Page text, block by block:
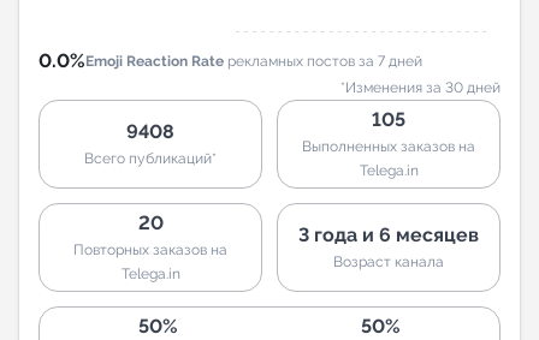
0.0%Emoji Reaction Rate рекламных постов за 7 дней
*Изменения за 30 дней
9408
Всего публикаций*
105
Выполненных заказов на
Telega.in
20
Повторных заказов на
Telega.in
3 года и 6 месяцев
Возраст канала
50% 50%